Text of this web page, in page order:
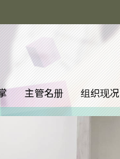
主管名册 组织现况